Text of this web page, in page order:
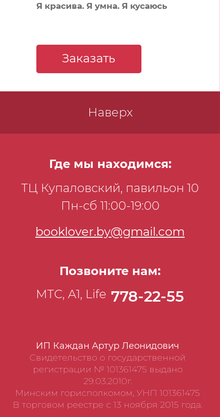
Я красива. Я умна. Я кусаюсь
Заказать
Наверх
ИП Каждан Артур Леонидович
Свидетельство о государственной
регистрации № 101361475 выдано
29.03.2010г.
Минским горисполкомом, УНП 101361475
В торговом реестре с 13 ноября 2015 года.
Где мы находимся:
ТЦ Купаловский, павильон 10
Пн-сб 11:00-19:00
booklover.by@gmail.com
Позвоните нам:
МТС, А1, Life 778-22-55